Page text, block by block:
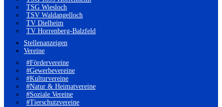
TSG Wiesloch
TSV Waldangelloch
TV Dielheim
TV Horrenberg-Balzfeld
Stellenanzeigen
Vereine
#Fördervereine
#Gewerbevereine
#Kulturvereine
#Natur & Heimatvereine
#Soziale Vereine
#Tierschutzvereine